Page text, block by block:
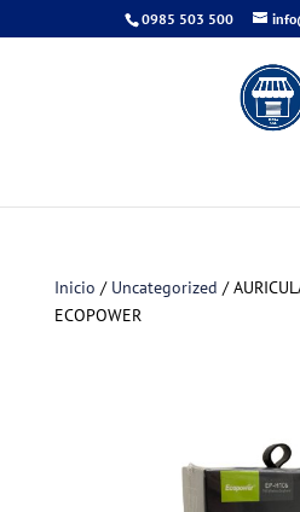
0985 503 500
Inicio / Uncategorized /
ECOPOWER